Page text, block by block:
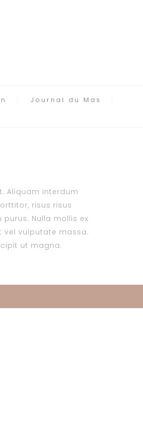
Journal du Mas
Aliquam interdum
risus risus
Nulla mollis ex
vel vulputate massa.
ut magna.